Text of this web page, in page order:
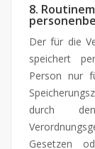
8.
Der für die
speichert
Person nur
durch
Gesetzen